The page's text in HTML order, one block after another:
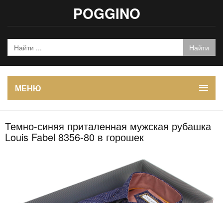
POGGINO
МЕНЮ
Темно-синяя приталенная мужская рубашка
Louis Fabel 8356-80 в горошек